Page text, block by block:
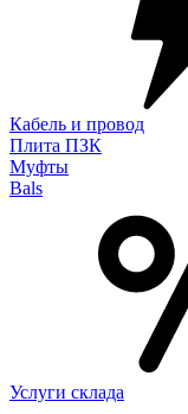
Кабель и провод
Плита ПЗК
Муфты
Bals
Услуги склада